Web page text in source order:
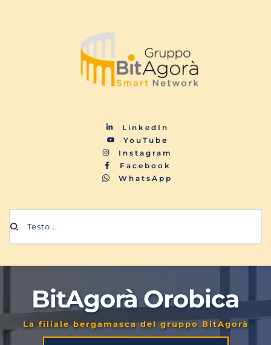
LinkedIn
YouTube
Instagram
Facebook
WhatsApp
Testo...
BitAgorà Orobica
La filiale bergamasca del gruppo BitAgorà